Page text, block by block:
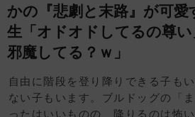
かの『悲劇と末路』が可
生「オドオドしてるの尊
邪魔してる？ｗ」
自由に階段を登り降りできる子も
ない子もいます。ブルドッグの「
ったはいいものの、降りるのは怖